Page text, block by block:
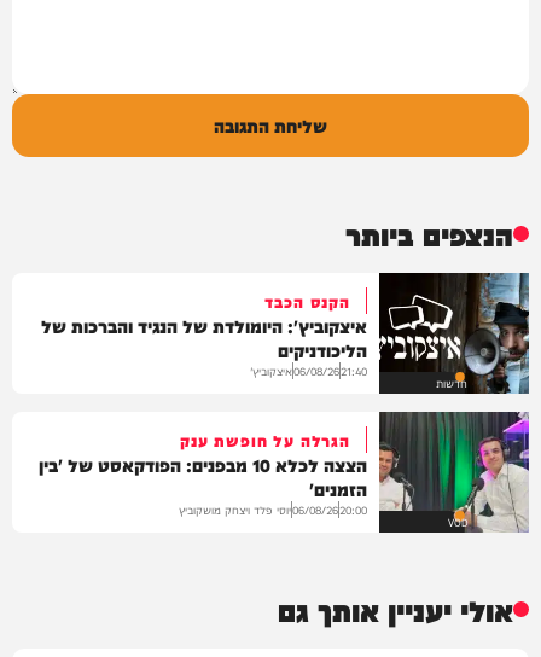
שליחת התגובה
הנצפים ביותר
חדשות
הקנס הכבד
איצקוביץ': היומולדת של הנגיד והברכות של
הליכודניקים
21:40
06/08/26איצקוביץ'
VOD
הגרלה על חופשת ענק
הצצה לכלא 10 מבפנים: הפודקאסט של 'בין
הזמנים'
20:00
06/08/26יוסי פלד ויצחק מושקוביץ
אולי יעניין אותך גם